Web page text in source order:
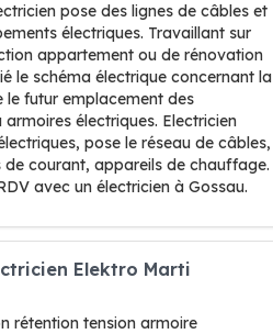
pose des lignes de câbles et
électriques. Travaillant sur
appartement ou de rénovation
le schéma électrique concernant la
le futur emplacement des
électriques. Electricien
pose le réseau de câbles,
de courant, appareils de chauffage.
avec un électricien à Gossau.
Elektro Marti
rétention tension armoire